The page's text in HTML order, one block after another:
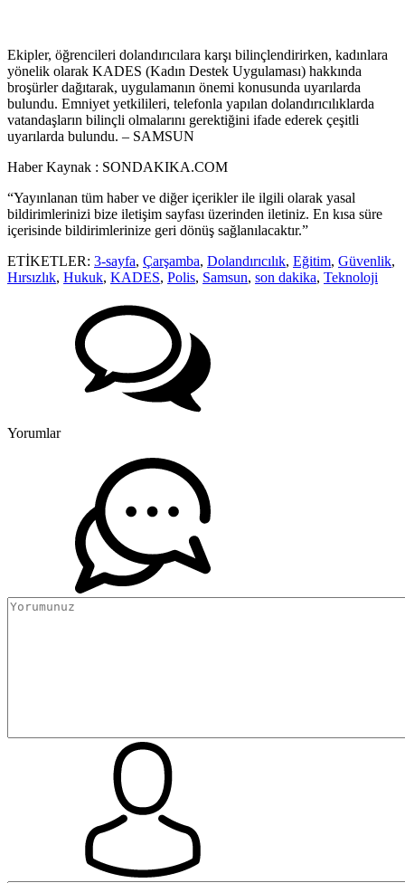
Ekipler, öğrencileri dolandırıcılara karşı bilinçlendirirken, kadınlara
yönelik olarak KADES (Kadın Destek Uygulaması) hakkında
broşürler dağıtarak, uygulamanın önemi konusunda uyarılarda
bulundu. Emniyet yetkilileri, telefonla yapılan dolandırıcılıklarda
vatandaşların bilinçli olmalarını gerektiğini ifade ederek çeşitli
uyarılarda bulundu. – SAMSUN
Haber Kaynak : SONDAKIKA.COM
“Yayınlanan tüm haber ve diğer içerikler ile ilgili olarak yasal
bildirimlerinizi bize iletişim sayfası üzerinden iletiniz. En kısa süre
içerisinde bildirimlerinize geri dönüş sağlanılacaktır.”
ETİKETLER: 3-sayfa, Çarşamba, Dolandırıcılık, Eğitim, Güvenlik,
Hırsızlık, Hukuk, KADES, Polis, Samsun, son dakika, Teknoloji
Yorumlar